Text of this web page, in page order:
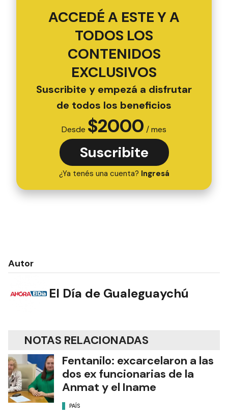
ACCEDÉ A ESTE Y A
TODOS LOS
CONTENIDOS
EXCLUSIVOS
Suscribite y empezá a disfrutar
de todos los beneficios
Desde $2000 / mes
Suscribite
¿Ya tenés una cuenta? Ingresá
Autor
El Día de Gualeguaychú
NOTAS RELACIONADAS
Fentanilo: excarcelaron a las
dos ex funcionarias de la
Anmat y el Iname
PAÍS